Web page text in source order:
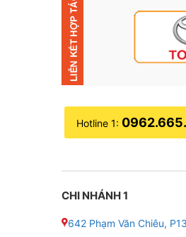
Ngoài ra, người lái
Hotline 1:
CHI NHÁNH 1
642 Phạm Văn Chiêu,